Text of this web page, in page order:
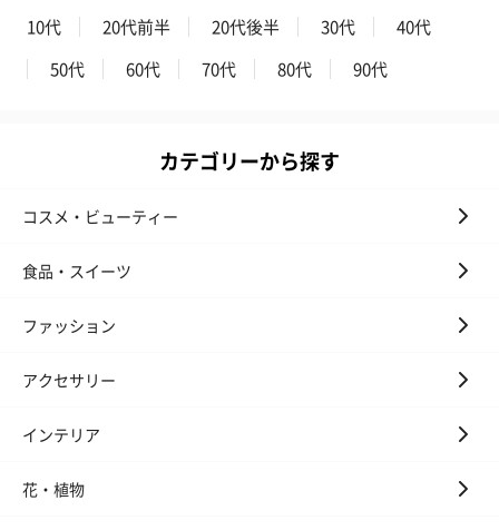
10代 20代前半 20代後半 30代
40代
50代
60代 70代 80代 90代
カテゴリーから探す
コスメ・ビューティー
食品・スイーツ
ファッション
アクセサリー
インテリア
花・植物